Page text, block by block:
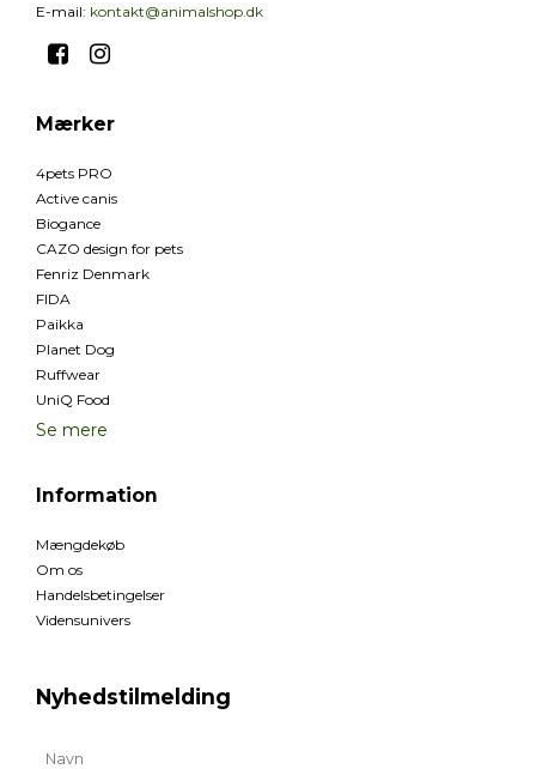
E-mail: kontakt@animalshop.dk
Mærker
4pets PRO
Active canis
Biogance
CAZO design for pets
Fenriz Denmark
FIDA
Paikka
Planet Dog
Ruffwear
UniQ Food
Se mere
Information
Mængdekøb
Om os
Handelsbetingelser
Vidensunivers
Nyhedstilmelding